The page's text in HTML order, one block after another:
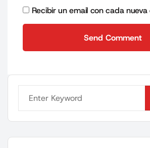
Recibir un email con cada
Send Comment